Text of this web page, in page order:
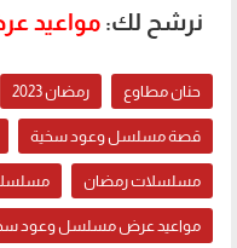
نرشح لك: مواعيد
حنان مطاوع رمضان 2023
قصة مسلسل وعود سخية
مسلسلات رمضان
مواعيد عرض مسلسل وعود